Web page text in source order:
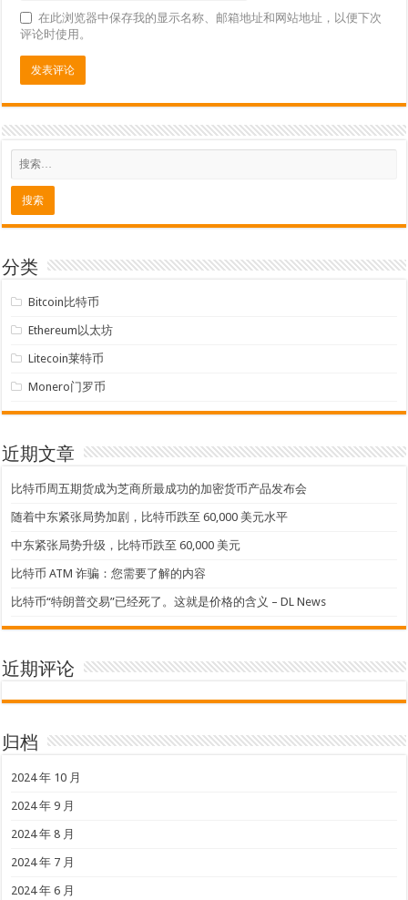
在此浏览器中保存我的显示名称、邮箱地址和网站地址，以便下次
评论时使用。
分类
Bitcoin比特币
Ethereum以太坊
Litecoin莱特币
Monero门罗币
近期文章
比特币周五期货成为芝商所最成功的加密货币产品发布会
随着中东紧张局势加剧，比特币跌至 60,000 美元水平
中东紧张局势升级，比特币跌至 60,000 美元
比特币 ATM 诈骗：您需要了解的内容
比特币“特朗普交易”已经死了。这就是价格的含义 – DL News
近期评论
归档
2024 年 10 月
2024 年 9 月
2024 年 8 月
2024 年 7 月
2024 年 6 月